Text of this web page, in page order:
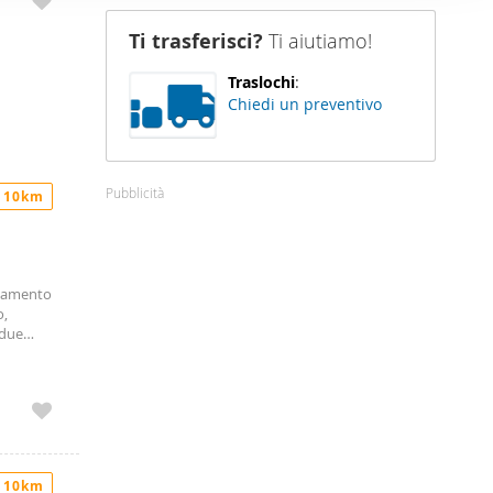
sito
Ti trasferisci? Ti aiutiamo!
Traslochi:
Chiedi un preventivo
Pubblicità